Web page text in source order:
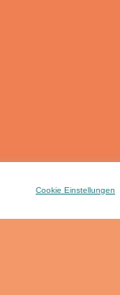
Cookie Einstellungen